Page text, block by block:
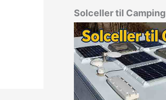
Solceller til Camping